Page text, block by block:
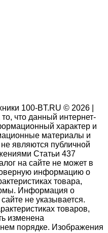
100-BT.RU © 2026 |
что данный интернет-
характер и
материалы и
являются публичной
Статьи 437
на сайте не может в
информацию о
товара,
Информация о
не указывается.
товаров,
изменена
порядке. Изображения